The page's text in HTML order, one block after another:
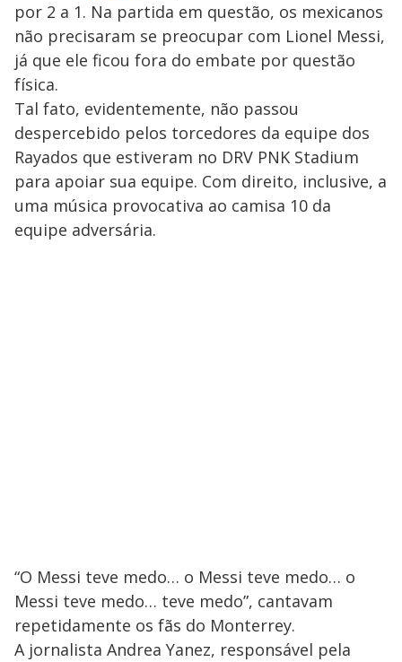
por 2 a 1. Na partida em questão, os mexicanos
não precisaram se preocupar com Lionel Messi,
já que ele ficou fora do embate por questão
física.
Tal fato, evidentemente, não passou
despercebido pelos torcedores da equipe dos
Rayados que estiveram no DRV PNK Stadium
para apoiar sua equipe. Com direito, inclusive, a
uma música provocativa ao camisa 10 da
equipe adversária.
“O Messi teve medo… o Messi teve medo… o
Messi teve medo… teve medo”, cantavam
repetidamente os fãs do Monterrey.
A jornalista Andrea Yanez, responsável pela